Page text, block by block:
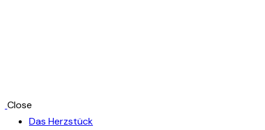
Close
Das Herzstück